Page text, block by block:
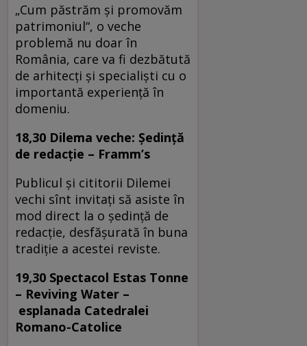
„Cum păstrăm și promovăm
patrimoniul“, o veche
problemă nu doar în
România, care va fi dezbătută
de arhitecți și specialiști cu o
importantă experiență în
domeniu.
18,30 Dilema veche: Ședință
de redacție – Framm’s
Publicul și cititorii Dilemei
vechi sînt invitați să asiste în
mod direct la o ședință de
redacție, desfășurată în buna
tradiție a acestei reviste.
19,30 Spectacol Estas Tonne
– Reviving Water –
esplanada Catedralei
Romano-Catolice